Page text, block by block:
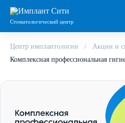
Стоматологический центр
Центр имплантологии
Акции и
Комплексная профессиональная